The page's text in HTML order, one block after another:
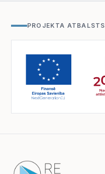
PROJEKTA ATBALSTS